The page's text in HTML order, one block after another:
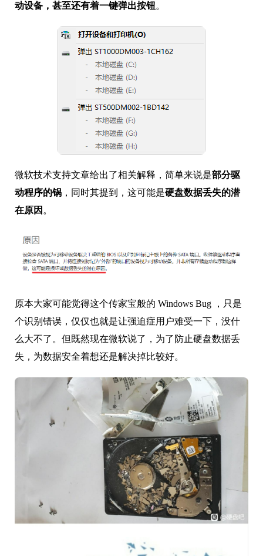
动设备，甚至还有着一键弹出按钮。
微软技术支持文章给出了相关解释，简单来说是部分驱
动程序的锅 ，同时其提到，这可能是硬盘数据丢失的潜
在原因 。
原本大家可能觉得这个传家宝般的 Windows Bug ，只是
个识别错误，仅仅也就是让强迫症用户难受一下，没什
么大不了。但既然现在微软说了，为了防止硬盘数据丢
失，为数据安全着想还是解决掉比较好。